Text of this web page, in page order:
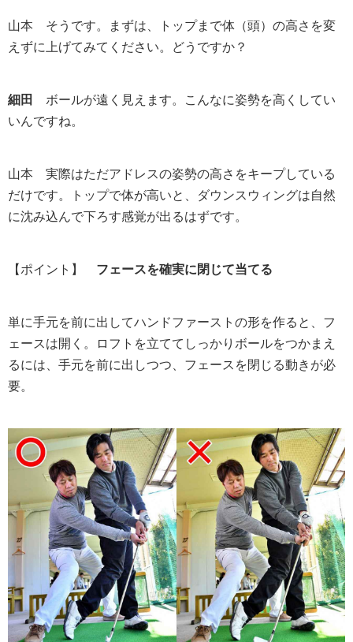
山本 そうです。まずは、トップまで体（頭）の高さを変
えずに上げてみてください。どうですか？
細田 ボールが遠く見えます。こんなに姿勢を高くしてい
いんですね。
山本 実際はただアドレスの姿勢の高さをキープしている
だけです。トップで体が高いと、ダウンスウィングは自然
に沈み込んで下ろす感覚が出るはずです。
【ポイント】 フェースを確実に閉じて当てる
単に手元を前に出してハンドファーストの形を作ると、フ
ェースは開く。ロフトを立ててしっかりボールをつかまえ
るには、手元を前に出しつつ、フェースを閉じる動きが必
要。